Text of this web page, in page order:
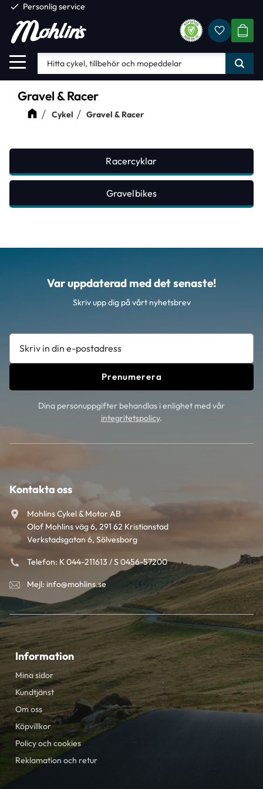
Meny
check Personlig service
Gravel & Racer
Cykel Gravel & Racer
Racercyklar
Gravelbikes
Var uppdaterad med det senaste!
Skriv upp dig på vårt nyhetsbrev
Prenumerera
Dina personuppgifter behandlas i enlighet med vår
integritetspolicy.
Kontakta oss
Mohlins Cykel & Motor AB
Olof Mohlins väg 6, 291 62 Kristianstad
Verkstadsgatan 6, Sölvesborg
Telefon: K 044-211613 / S 0456-57200
Mejl: info@mohlins.se
Information
Mina sidor
Kundtjänst
Om oss
Köpvillkor
Policy och cookies
Reklamation och retur